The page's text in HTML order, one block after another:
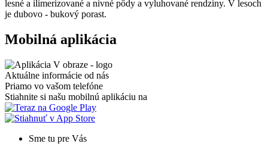
lesné a ilimerizované a nivné pôdy a vyluhované rendziny. V lesoch
je dubovo - bukový porast.
Mobilná aplikácia
Aktuálne informácie od nás
Priamo vo vašom telefóne
Stiahnite si našu mobilnú aplikáciu na
Sme tu pre Vás